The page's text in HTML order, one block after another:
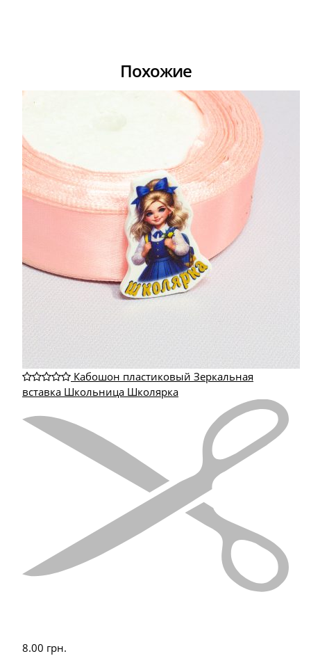
Похожие
Кабошон пластиковый Зеркальная
вставка Школьница Школярка
8.00 грн.